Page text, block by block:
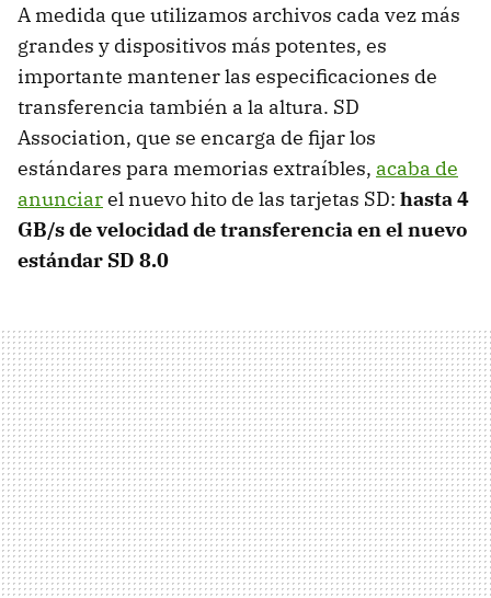
A medida que utilizamos archivos cada vez más
grandes y dispositivos más potentes, es
importante mantener las especificaciones de
transferencia también a la altura. SD
Association, que se encarga de fijar los
estándares para memorias extraíbles, acaba de
anunciarel nuevo hito de las tarjetas SD: hasta 4
GB/s de velocidad de transferencia en el nuevo
estándar SD 8.0